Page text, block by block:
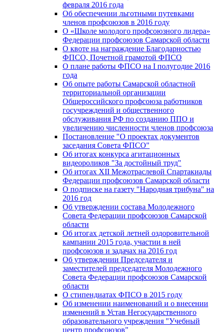
февраля 2016 года
Об обеспечении льготными путевками
членов профсоюзов в 2016 году
О «Школе молодого профсоюзного лидера»
Федерации профсоюзов Самарской области
О квоте на награждение Благодарностью
ФПСО, Почетной грамотой ФПСО
О плане работы ФПСО на I полугодие 2016
года
Об опыте работы Самарской областной
территориальной организации
Общероссийского профсоюза работников
госучреждений и общественного
обслуживания РФ по созданию ППО и
увеличению численности членов профсоюза
Постановление "О проектах документов
заседания Совета ФПСО"
Об итогах конкурса агитационных
видеороликов "За достойный труд"
Об итогах XII Межотраслевой Спартакиады
Федерации профсоюзов Самарской области
О подписке на газету "Народная трибуна" на
2016 год
Об утверждении состава Молодежного
Совета Федерации профсоюзов Самарской
области
Об итогах детской летней оздоровительной
кампании 2015 года, участии в ней
профсоюзов и задачах на 2016 год
Об утверждении Председателя и
заместителей председателя Молодежного
Совета Федерации профсоюзов Самарской
области
О стипендиатах ФПСО в 2015 году
Об изменении наименований и о внесении
изменений в Устав Негосударственного
образовательного учреждения "Учебный
центр профсоюзов"